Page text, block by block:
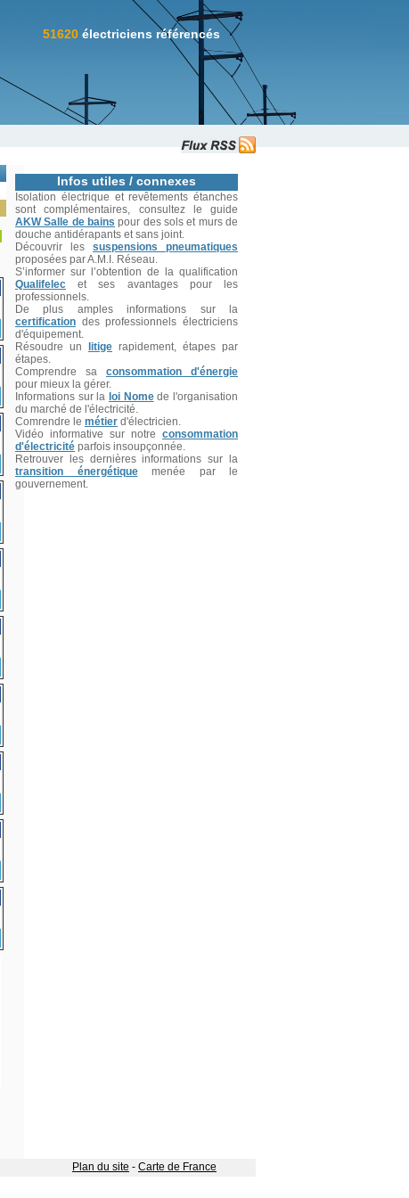
51620 électriciens référencés
Infos utiles / connexes
Isolation électrique et revêtements étanches
sont complémentaires, consultez le guide
AKW Salle de bains pour des sols et murs de
douche antidérapants et sans joint.
Découvrir les suspensions pneumatiques
proposées par A.M.I. Réseau.
S’informer sur l’obtention de la qualification
Qualifelec et ses avantages pour les
professionnels.
De plus amples informations sur la
certification des professionnels électriciens
d'équipement.
Résoudre un
litige rapidement, étapes par
étapes.
Comprendre sa consommation d'énergie
pour mieux la gérer.
Informations sur la loi Nomede l'organisation
du marché de l'électricité.
Comrendre le métier d'électricien.
Vidéo informative sur notre consommation
d'électricité parfois insoupçonnée.
Retrouver les dernières informations sur la
transition énergétiquemenée par le
gouvernement.
Plan du site - Carte de France